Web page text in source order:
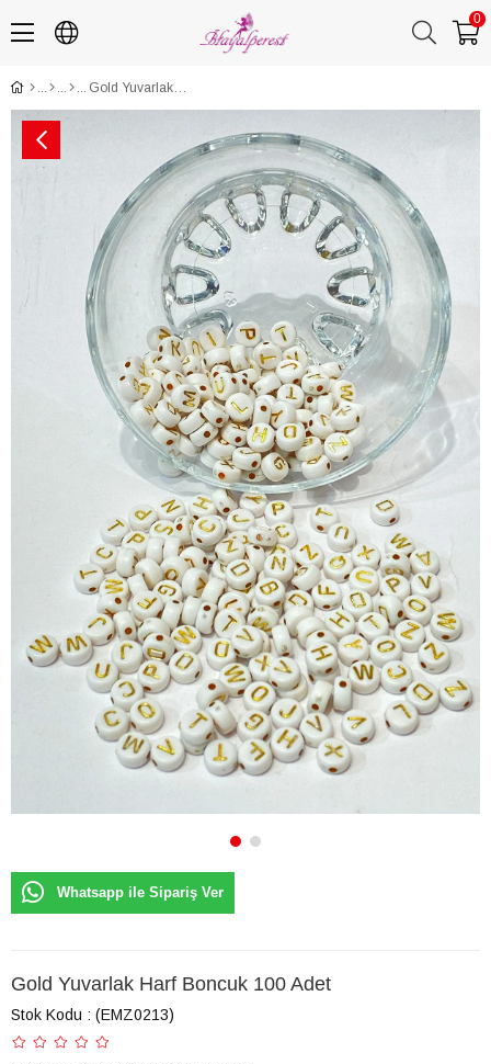
0
Gold Yuvarlak Harf Boncuk 100 Adet
Whatsapp ile Sipariş Ver
Gold Yuvarlak Harf Boncuk 100 Adet
Stok Kodu (EMZ0213)